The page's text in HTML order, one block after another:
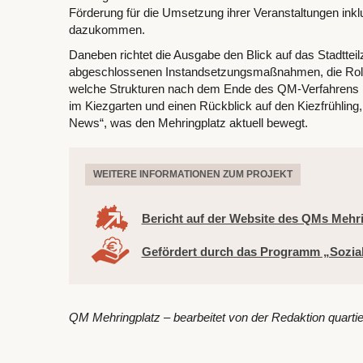
Förderung für die Umsetzung ihrer Veranstaltungen
dazukommen.
Daneben richtet die Ausgabe den Blick auf das
abgeschlossenen Instandsetzungsmaßnahmen, die
welche Strukturen nach dem Ende des QM-
im Kiezgarten und einen Rückblick auf den
News“, was den Mehringplatz aktuell bewegt.
WEITERE INFORMATIONEN ZUM PROJEKT
Bericht auf der Website des QMs
Gefördert durch das Programm
QM Mehringplatz – bearbeitet von der Redaktion